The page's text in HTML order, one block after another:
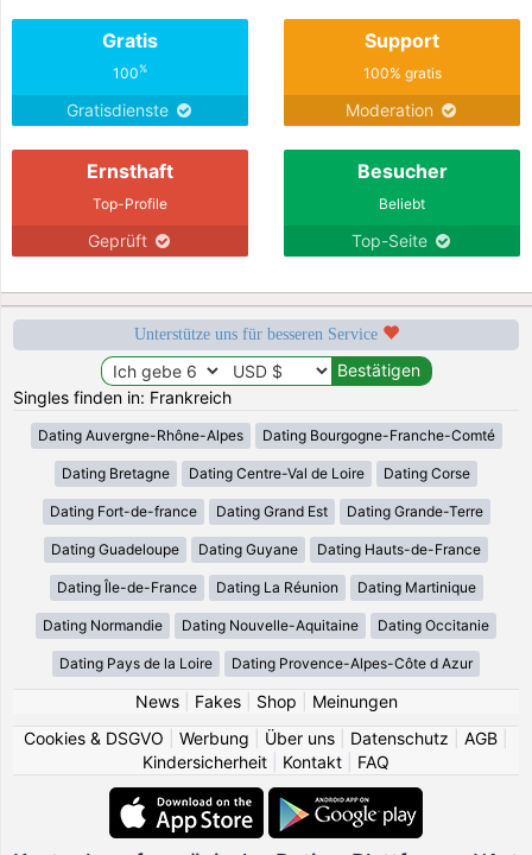
Gratis
100%
Gratisdienste
Support
100% gratis
Moderation
Ernsthaft
Top-Profile
Geprüft
Besucher
Beliebt
Top-Seite
Unterstütze uns für besseren Service
Singles finden in: Frankreich
Dating Auvergne-Rhône-Alpes Dating Bourgogne-Franche-Comté
Dating Bretagne Dating Centre-Val de Loire Dating Corse
Dating Fort-de-france Dating Grand Est Dating Grande-Terre
Dating Guadeloupe Dating Guyane Dating Hauts-de-France
Dating Île-de-France Dating La Réunion Dating Martinique
Dating Normandie Dating Nouvelle-Aquitaine Dating Occitanie
Dating Pays de la Loire Dating Provence-Alpes-Côte d Azur
News| Fakes| Shop
Meinungen
Cookies & DSGVO
Werbung Über uns Datenschutz AGB
Kindersicherheit
Kontakt FAQ